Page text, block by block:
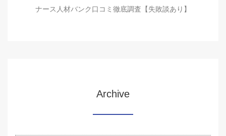
ナース人材バンク口コミ徹底調査【失敗談あり】
Archive